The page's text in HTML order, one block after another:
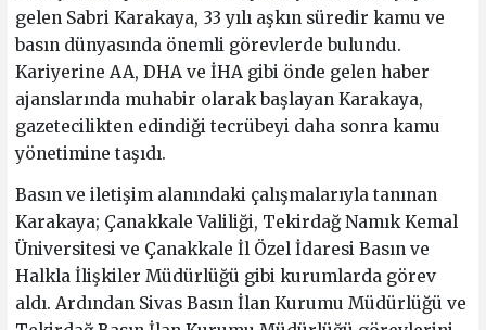
gelen Sabri Karakaya, 33 yılı aşkın süredir kamu ve
basın dünyasında önemli görevlerde bulundu.
Kariyerine AA, DHA ve İHA gibi önde gelen haber
ajanslarında muhabir olarak başlayan Karakaya,
gazetecilikten edindiği tecrübeyi daha sonra kamu
yönetimine taşıdı.
Basın ve iletişim alanındaki çalışmalarıyla tanınan
Karakaya; Çanakkale Valiliği, Tekirdağ Namık Kemal
Üniversitesi ve Çanakkale İl Özel İdaresi Basın ve
Halkla İlişkiler Müdürlüğü gibi kurumlarda görev
aldı. Ardından Sivas Basın İlan Kurumu Müdürlüğü ve